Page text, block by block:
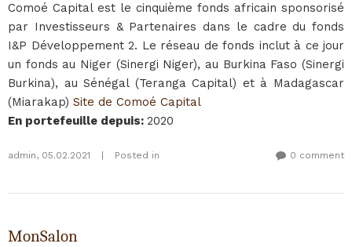
Comoé Capital est le cinquième fonds africain sponsorisé
par Investisseurs & Partenaires dans le cadre du fonds
I&P Développement 2. Le réseau de fonds inclut à ce jour
un fonds au Niger (Sinergi Niger), au Burkina Faso (Sinergi
Burkina), au Sénégal (Teranga Capital) et à Madagascar
(Miarakap) Site de Comoé Capital
En portefeuille depuis: 2020
admin, 05.02.2021 Posted in 0 comment
MonSalon